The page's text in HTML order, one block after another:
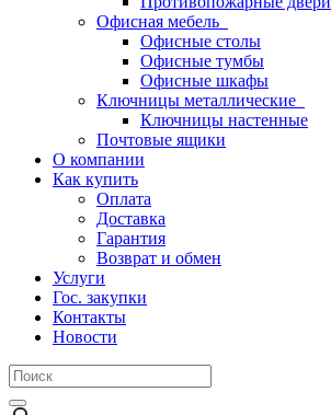
Офисная мебель
Офисные столы
Офисные тумбы
Офисные шкафы
Ключницы металлические
Ключницы настенные
Почтовые ящики
О компании
Как купить
Оплата
Доставка
Гарантия
Возврат и обмен
Услуги
Гос. закупки
Контакты
Новости